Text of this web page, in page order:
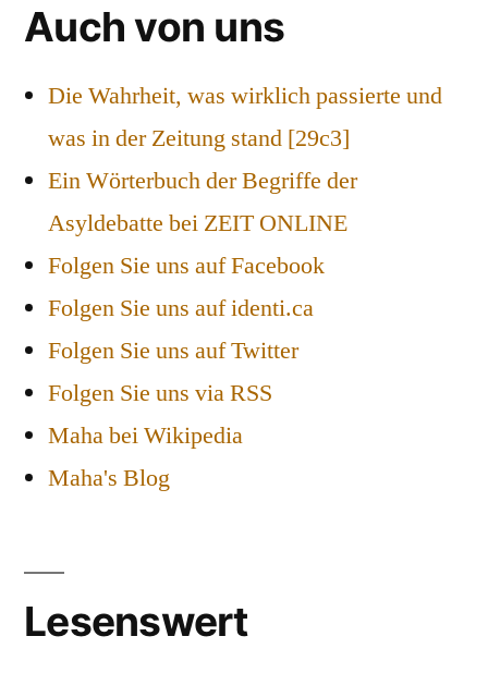
Auch von uns
Die Wahrheit, was wirklich passierte und
was in der Zeitung stand [29c3]
Ein Wörterbuch der Begriffe der
Asyldebatte bei ZEIT ONLINE
Folgen Sie uns auf Facebook
Folgen Sie uns auf identi.ca
Folgen Sie uns auf Twitter
Folgen Sie uns via RSS
Maha bei Wikipedia
Maha's Blog
Lesenswert